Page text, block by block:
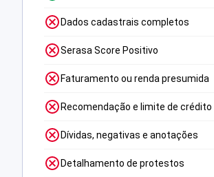
Dados cadastrais completos
Serasa Score Positivo
Faturamento ou renda presumida
Recomendação e limite de crédito
Dívidas, negativas e anotações
Detalhamento de protestos